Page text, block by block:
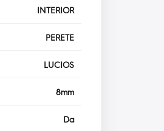
INTERIOR
PERETE
LUCIOS
8mm
Da